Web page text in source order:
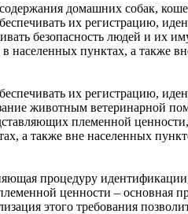
домашних собак,
их регистрацию,
безопасность людей и
населенных пунктах, а также
их регистрацию,
животным ветеринарной‌
племенной
а также вне населенных
процедуру
ценности – основная
этого требования